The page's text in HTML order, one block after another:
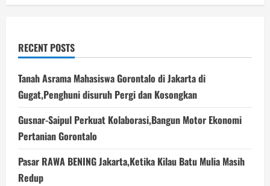
RECENT POSTS
Tanah Asrama Mahasiswa Gorontalo di Jakarta di
Gugat,Penghuni disuruh Pergi dan Kosongkan
Gusnar-Saipul Perkuat Kolaborasi,Bangun Motor Ekonomi
Pertanian Gorontalo
Pasar RAWA BENING Jakarta,Ketika Kilau Batu Mulia Masih
Redup